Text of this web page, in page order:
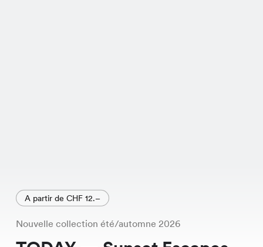
A partir de CHF 12.–
Nouvelle collection été/automne 2026